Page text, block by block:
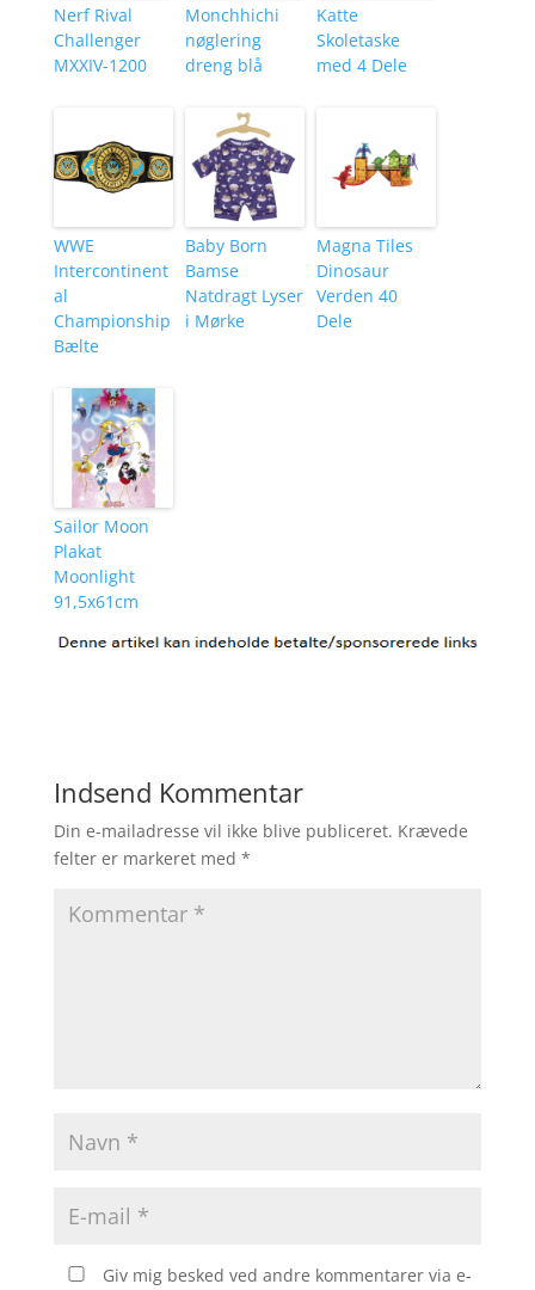
Nerf Rival
Challenger
MXXIV-1200
Monchhichi
nøglering
dreng blå
Katte
Skoletaske
med 4 Dele
WWE
Intercontinent
al
Championship
Bælte
Baby Born
Bamse
Natdragt Lyser
i Mørke
Magna Tiles
Dinosaur
Verden 40
Dele
Sailor Moon
Plakat
Moonlight
91,5x61cm
Indsend Kommentar
Din e-mailadresse vil ikke blive publiceret. Krævede
felter er markeret med *
Giv mig besked ved andre kommentarer via e-